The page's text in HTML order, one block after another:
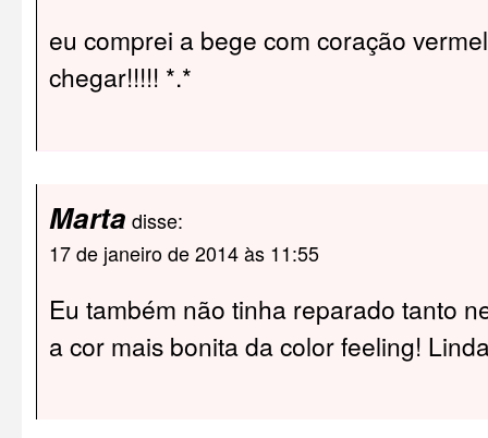
eu comprei a bege com coração
chegar!!!!! *.*
Marta disse:
17 de janeiro de 2014 às 11:55
Eu também não tinha reparado tanto
a cor mais bonita da color feeling!